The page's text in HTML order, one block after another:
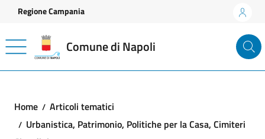
Vai ai contenuti
Vai al footer
Regione Campania
Comune di Napoli
Home
Articoli tematici
Urbanistica, Patrimonio, Politiche per la Casa, Cimiteri